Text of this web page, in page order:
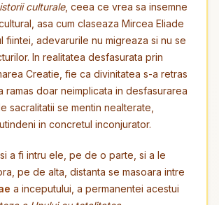
istorii culturale, ceea ce vrea sa insemne
asa cum claseaza Mircea Eliade
fiintei, adevarurile nu migreaza si nu se
In realitatea desfasurata prin
Creatie, fie ca divinitatea s-a retras
ramas doar neimplicata in desfasurarea
sacralitatii se mentin nealterate,
in concretul inconjurator.
a fi intru ele, pe de o parte, si a le
pe de alta, distanta se masoara intre
a inceputului, a permanentei acestui